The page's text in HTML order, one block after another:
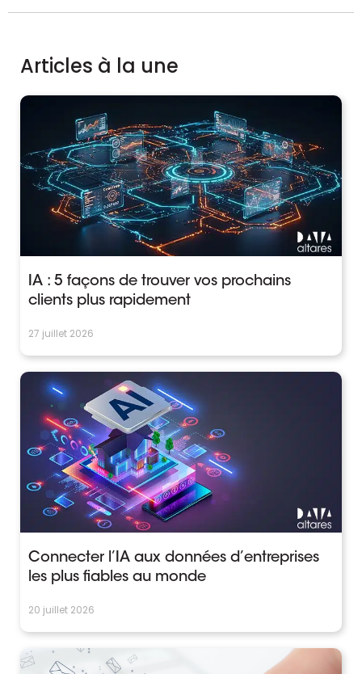
Articles à la une
IA : 5 façons de trouver vos prochains
clients plus rapidement
27 juillet 2026
Connecter l’IA aux données d’entreprises
les plus fiables au monde
20 juillet 2026